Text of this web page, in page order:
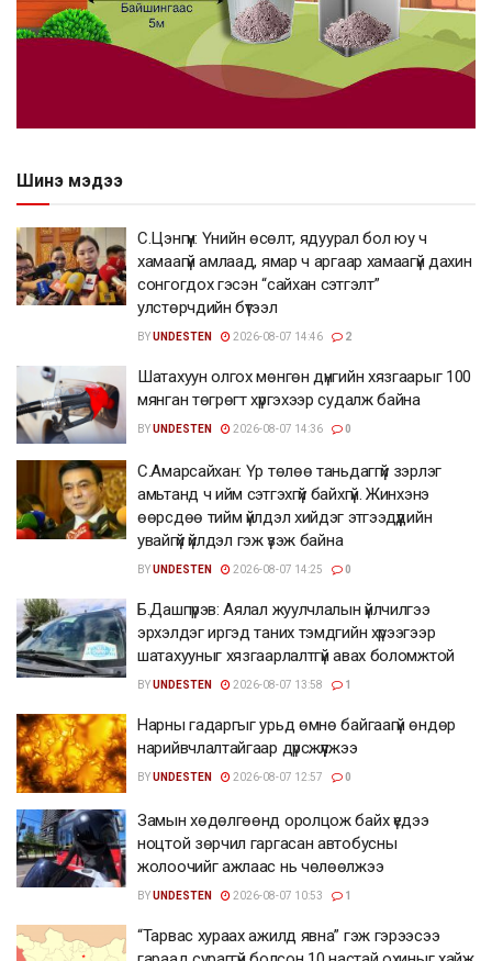
Шинэ мэдээ
С.Цэнгүүн: Үнийн өсөлт, ядуурал бол юу ч
хамаагүй амлаад, ямар ч аргаар хамаагүй дахин
сонгогдох гэсэн “сайхан сэтгэлт”
улстөрчдийн бүтээл
BYUNDESTEN 2026-08-07 14:46 2
Шатахуун олгох мөнгөн дүнгийн хязгаарыг 100
мянган төгрөгт хүргэхээр судалж байна
BYUNDESTEN 2026-08-07 14:36 0
С.Амарсайхан: Үр төлөө таньдаггүй зэрлэг
амьтанд ч ийм сэтгэхгүй байхгүй. Жинхэнэ
өөрсдөө тийм үйлдэл хийдэг этгээдүүдийн
увайгүй үйлдэл гэж үзэж байна
BYUNDESTEN 2026-08-07 14:25 0
Б.Дашпүрэв: Аялал жуулчлалын үйлчилгээ
эрхэлдэг иргэд таних тэмдгийн хүрээгээр
шатахууныг хязгаарлалтгүй авах боломжтой
BYUNDESTEN 2026-08-07 13:58 1
Нарны гадаргыг урьд өмнө байгаагүй өндөр
нарийвчлалтайгаар дүрсжүүлжээ
BYUNDESTEN 2026-08-07 12:57 0
Замын хөдөлгөөнд оролцож байх үедээ
ноцтой зөрчил гаргасан автобусны
жолоочийг ажлаас нь чөлөөлжээ
BYUNDESTEN 2026-08-07 10:53 1
“Тарвас хураах ажилд явна” гэж гэрээсээ